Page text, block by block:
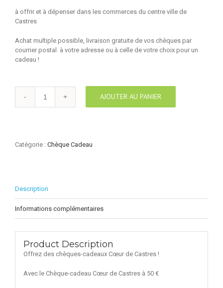
à offrir et à dépenser dans les commerces du centre ville de
Castres
Achat multiple possible, livraison gratuite de vos chèques par
courrier postal à votre adresse ou à celle de votre choix pour un
cadeau !
CHÈQUE
AJOUTER AU PANIER
Catégorie : Chèque Cadeau
Description
Informations complémentaires
Product Description
Offrez des chèques-cadeaux Cœur de Castres !
Avec le Chèque-cadeau Cœur de Castres à 50 €